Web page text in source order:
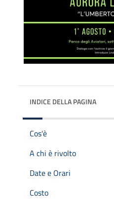
INDICE DELLA PAGINA
Cos'è
A chi è rivolto
Date e Orari
Costo